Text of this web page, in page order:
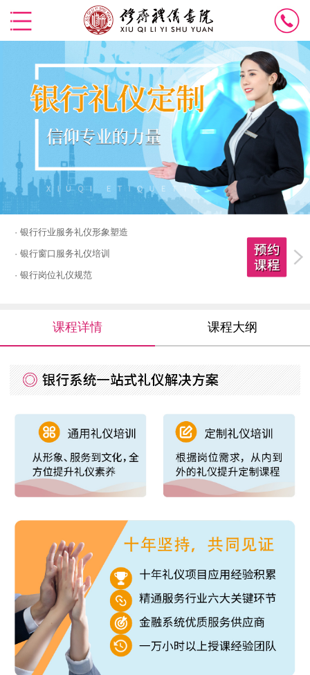
· 银行行业服务礼仪形象塑造
· 银行窗口服务礼仪培训
· 银行岗位礼仪规范
课程详情 课程大纲